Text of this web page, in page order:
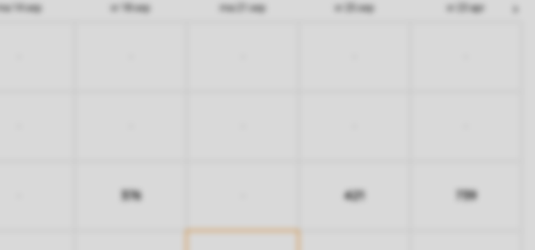
ma 14 sep vr 18 sep ma 21 sep vr 25 sep vr 23 apr
376 421 739